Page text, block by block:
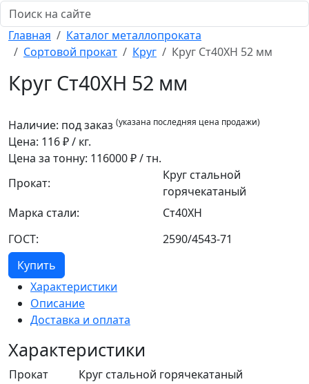
Главная
Каталог металлопроката
Сортовой прокат
Круг Круг Ст40ХН 52 мм
Круг Ст40ХН 52 мм
Наличие: под заказ (указана последняя цена продажи)
Цена: 116₽ / кг.
Цена за тонну: 116000₽ / тн.
Прокат:
Круг стальной
горячекатаный
Марка стали:
Ст40ХН
ГОСТ:
2590/4543-71
Купить
Характеристики
Описание
Доставка и оплата
Характеристики
Прокат
Круг стальной горячекатаный